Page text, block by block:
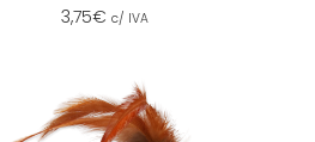
3,75€ c/ IVA